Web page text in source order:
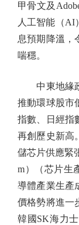
甲骨文及
人工智能（AI
息預期降溫，
喘穩。
中東地緣政
推動環球股市
指數、日經指
再創歷史新高
儲芯片供應緊
m）（芯片生
導體產業生產
價格勢將進一
韓國SK海力